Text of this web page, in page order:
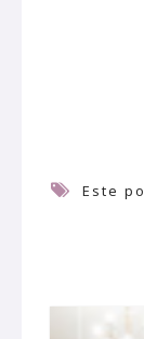
Este